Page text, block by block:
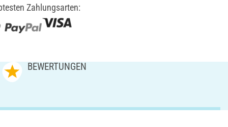
Zahlungsarten:
BEWERTUNGEN